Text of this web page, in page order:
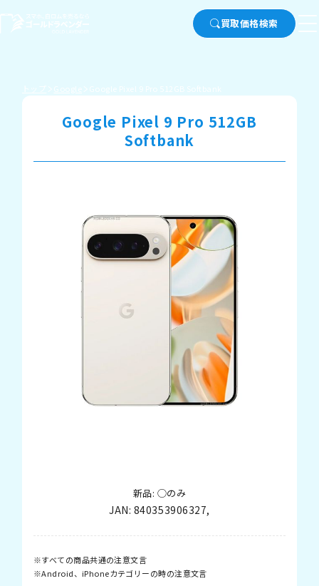
買取価格検索
トップ Google Google Pixel 9 Pro 512GB Softbank
Google Pixel 9 Pro 512GB
Softbank
新品: ◯のみ
JAN: 840353906327,
すべての商品共通の注意文言
Android、iPhoneカテゴリーの時の注意文言